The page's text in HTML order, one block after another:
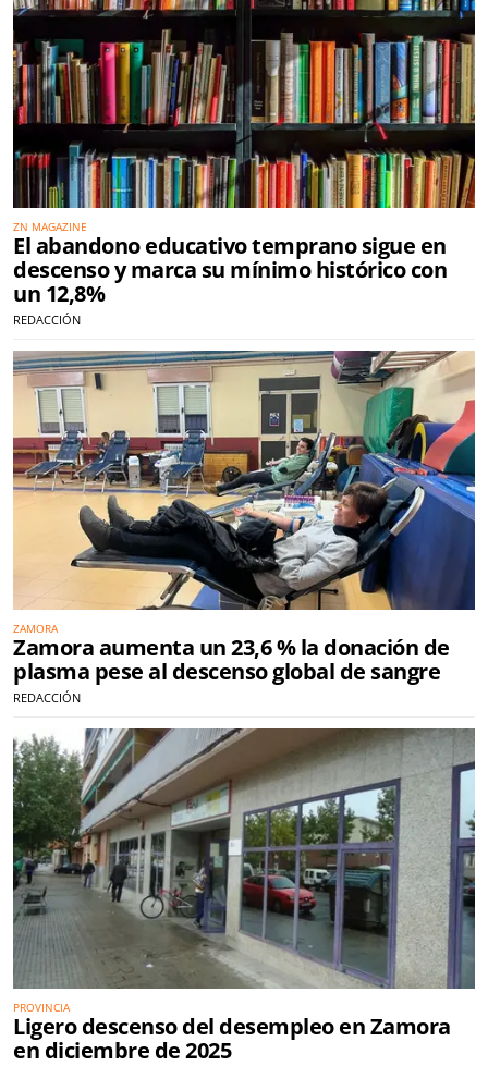
ZN MAGAZINE
El abandono educativo temprano sigue en
descenso y marca su mínimo histórico con
un 12,8%
REDACCIÓN
ZAMORA
Zamora aumenta un 23,6 % la donación de
plasma pese al descenso global de sangre
REDACCIÓN
PROVINCIA
Ligero descenso del desempleo en Zamora
en diciembre de 2025